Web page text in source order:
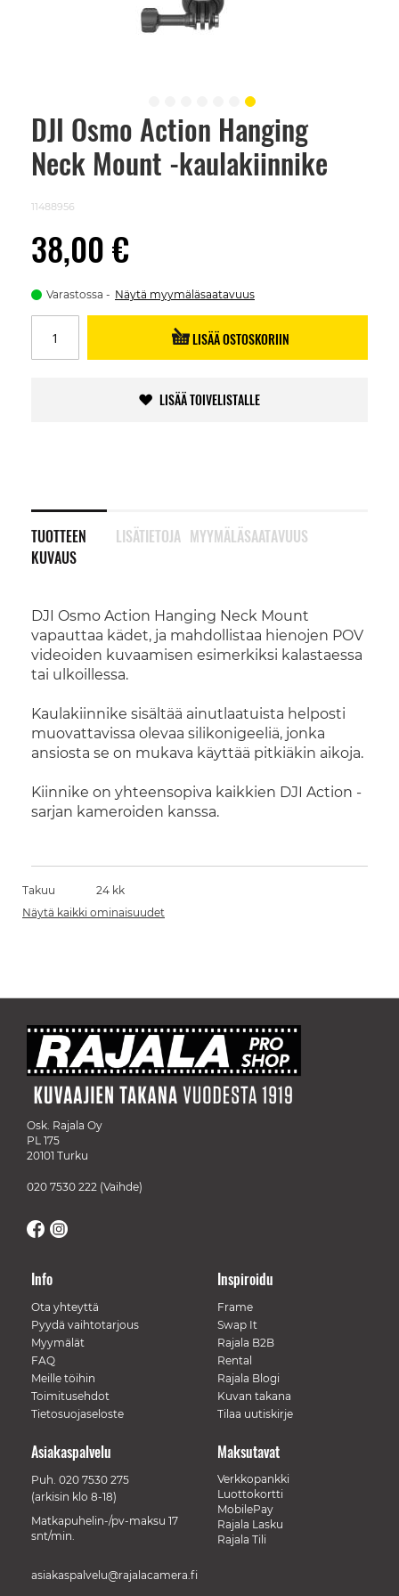
DJI Osmo Action Hanging
Neck Mount -kaulakiinnike
11488956
38,00 €
Varastossa Näytä myymäläsaatavuus
LISÄÄ OSTOSKORIIN
LISÄÄ TOIVELISTALLE
TUOTTEEN
KUVAUS
DJI Osmo Action Hanging Neck Mount
vapauttaa kädet, ja mahdollistaa hienojen POV
videoiden kuvaamisen esimerkiksi kalastaessa
tai ulkoillessa.
Kaulakiinnike sisältää ainutlaatuista helposti
muovattavissa olevaa silikonigeeliä, jonka
ansiosta se on mukava käyttää pitkiäkin aikoja.
Kiinnike on yhteensopiva kaikkien DJI Action -
sarjan kameroiden kanssa.
LISÄTIETOJA MYYMÄLÄSAATAVUUS
Skip
beginning
images
Takuu
24 kk
Näytä kaikki ominaisuudet
Osk. Rajala Oy
PL 175
20101 Turku
020 7530 222 (Vaihde)
Info
Ota yhteyttä
Pyydä vaihtotarjous
Myymälät
FAQ
Meille töihin
Toimitusehdot
Tietosuojaseloste
Inspiroidu
Frame
Swap It
Rajala B2B
Rental
Rajala Blogi
Kuvan takana
Tilaa uutiskirje
Maksutavat
Verkkopankki
Luottokortti
MobilePay
Rajala Lasku
Rajala Tili
Asiakaspalvelu
Puh. 020 7530 275
(arkisin klo 8-18)
Matkapuhelin-/pv-maksu 17
snt/min.
asiakaspalvelu@rajalacamera.fi